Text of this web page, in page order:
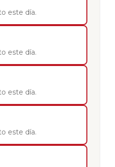
este día.
este día.
este día.
este día.